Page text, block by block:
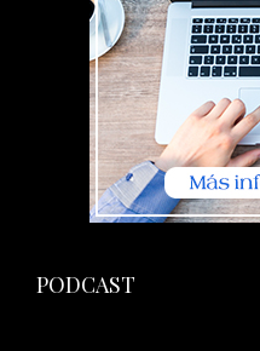
PODCAST